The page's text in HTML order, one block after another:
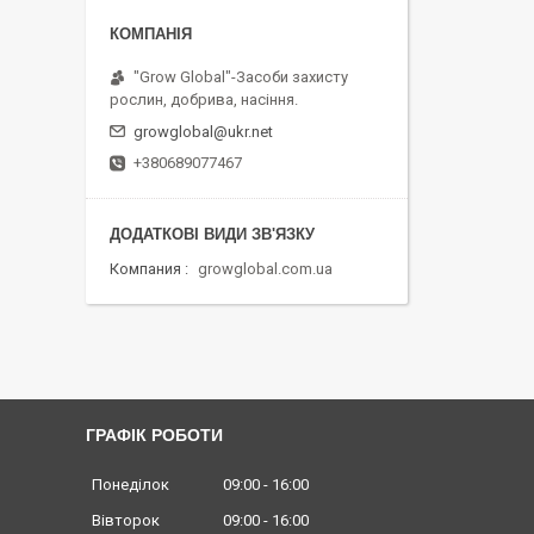
"Grow Global"-Засоби захисту
рослин, добрива, насіння.
growglobal@ukr.net
+380689077467
Компания growglobal.com.ua
ГРАФІК РОБОТИ
Понеділок 09:00
16:00
Вівторок
09:00 16:00